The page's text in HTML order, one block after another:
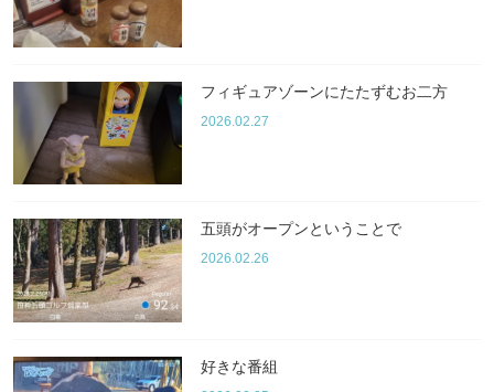
フィギュアゾーンにたたずむお二方
2026.02.27
五頭がオープンということで
2026.02.26
好きな番組